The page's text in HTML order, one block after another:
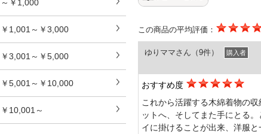
～￥1,000
￥1,001～￥3,000
￥3,001～￥5,000
￥5,001～￥10,000
￥10,001～
この商品の平均評価：
ゆりママさん（9件） 購入者
おすすめ度
これから活躍する木綿着物の
ットへ、そしてまた手にとる
イに掛けることが出来、洋服